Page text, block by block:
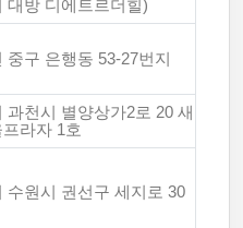
대방 디에트르더힐)
중구 은행동 53-27번지
과천시 별양상가2로 20 새
프라자 1호
수원시 권선구 세지로 30